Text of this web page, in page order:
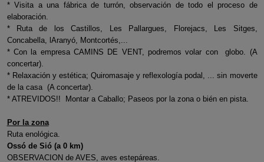
* Visita a una fábrica de turrón, observación de todo el proceso de
elaboración.
* Ruta de los Castillos, Les Pallargues, Florejacs, Les Sitges,
Concabella, lAranyó, Montcortés,...
* Con la empresa CAMINS DE VENT, podremos volar con globo. (A
concertar).
* Relaxación y estética; Quiromasaje y reflexología podal, ... sin moverte
de la casa (A concertar).
* ATREVIDOS!! Montar a Caballo; Paseos por la zona o bién en pista.
Por la zona
Ruta enológica.
Ossó de Sió (a 0 km)
OBSERVACION de AVES, aves estepáreas.